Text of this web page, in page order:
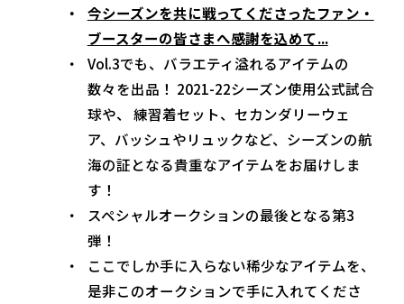
今シーズンを共に戦ってくださったファン・
ブースターの皆さまへ感謝を込めて...
Vol.3でも、バラエティ溢れるアイテムの
数々を出品！ 2021-22シーズン使用公式試合
球や、 練習着セット、セカンダリーウェ
ア、バッシュやリュックなど、シーズンの航
海の証となる貴重なアイテムをお届けしま
す！
スペシャルオークションの最後となる第3
弾！
ここでしか手に入らない稀少なアイテムを、
是非このオークションで手に入れてくださ